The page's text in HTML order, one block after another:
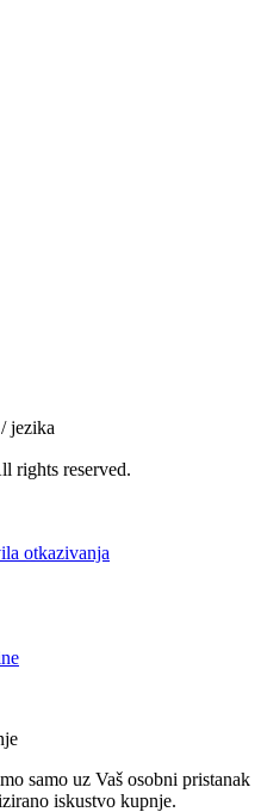
jezika
rights reserved.
otkazivanja
samo uz Vaš osobni pristanak
iskustvo kupnje.